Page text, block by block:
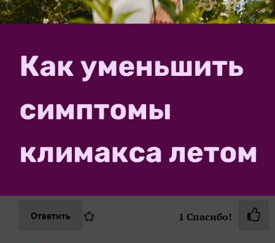
Если есть возможность заменить — меняйте. Даже
если удастся реанимировать сосну, она на многие
Ответить ✿ 1Спасибо!
Yorik
Юрий
Калининградская обл.
Не такой уж здесь безнадежный случай, корни то
работают, только не справляются с обеспечением
Ответить ✿ 1 Спасибо!